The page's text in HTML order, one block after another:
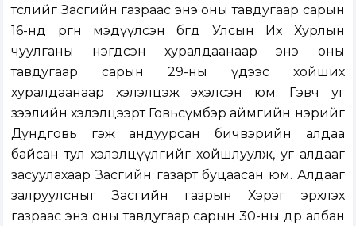
төслийг Засгийн газраас энэ оны тавдугаар сарын
16-нд өргөн мэдүүлсэн бөгөөд Улсын Их Хурлын
чуулганы нэгдсэн хуралдаанаар энэ оны
тавдугаар сарын 29-ны үдээс хойших
хуралдаанаар хэлэлцэж эхэлсэн
юм. Гэвч уг
зээлийн хэлэлцээрт Говьсүмбэр аймгийн нэрийг
Дундговь гэж андуурсан бичвэрийн алдаа
байсан тул хэлэлцүүлгийг хойшлуулж, уг алдааг
засуулахаар Засгийн газарт буцаасан юм. Алдааг
залруулсныг Засгийн газрын Хэрэг эрхлэх
газраас энэ оны тавдугаар сарын 30-ны өдөр албан